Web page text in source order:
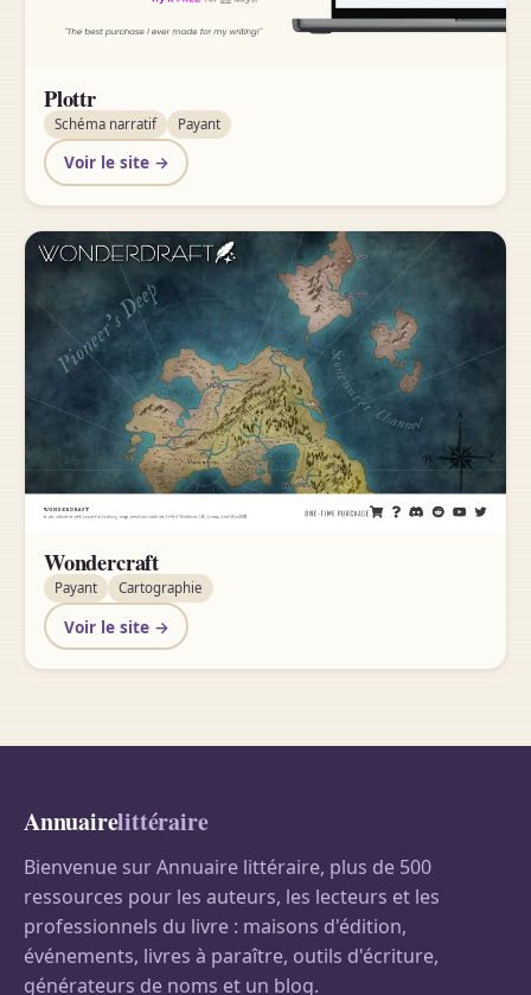
Plottr
Schéma narratif Payant
Voir le site →
Wondercraft
Payant Cartographie
Voir le site →
Annuairelittéraire
Bienvenue sur Annuaire littéraire, plus de 500
ressources pour les auteurs, les lecteurs et les
professionnels du livre : maisons d'édition,
événements, livres à paraître, outils d'écriture,
générateurs de noms et un blog.